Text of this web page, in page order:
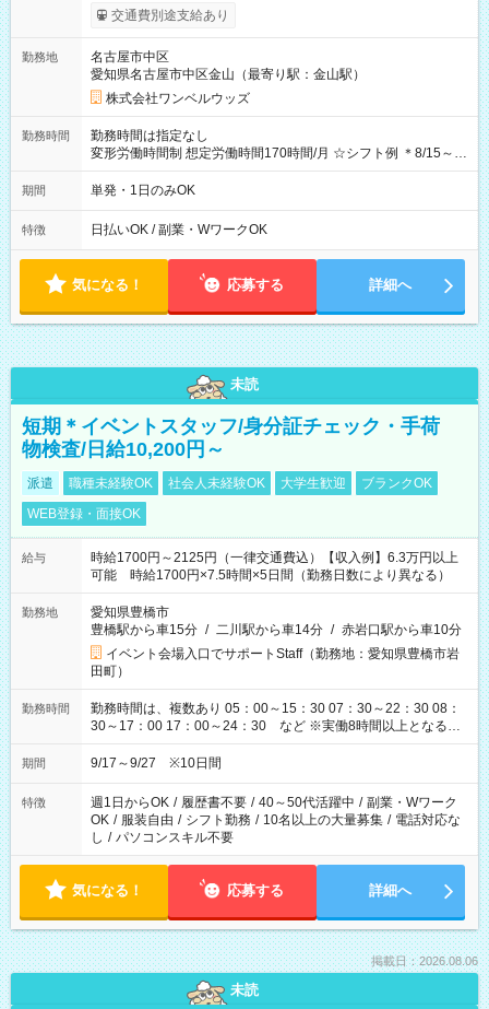
支給！ ※往復500円以内の方は自己負担となります ★日払い
OK！（規定あり） ┗働いたその日に現金GET♪ お仕事後はコン
期間なし
交通費別途支給あり
勤務地
名古屋市中区
愛知県名古屋市中区金山（最寄り駅：金山駅）
株式会社ワンベルウッズ
勤務時間
勤務時間は指定なし
変形労働時間制 想定労働時間170時間/月 ☆シフト例 ＊8/15～
10/26 全日共通 08：00～12：00 17：00～21：00 ＊8/31
～9/19のみ下記シフトもあります！ 12：00～16：00 ＊9/6～
00
期間 単発・1日のみOK
特徴 日払いOK / 副業・WワークOK
気になる！ 応募する 詳細へ
未読
短期＊イベントスタッフ/身分証チェック・手荷
物検査/日給10,200円～
派遣 職種未経験OK 社会人未経験OK 大学生歓迎
ブランクOK
WEB登録・面接OK
給与
時給1700円～2125円（一律交通費込）【収入例】6.3万円以上
可能 時給1700円×7.5時間×5日間（勤務日数により異なる）
勤務地
愛知県豊橋市
豊橋駅から車15分 / 二川駅から車14分 / 赤岩口駅から車10分
イベント会場入口でサポートStaff（勤務地：愛知県豊橋市岩
田町）
勤務時間
勤務時間は、複数あり 05：00～15：30 07：30～22：30 08：
30～17：00 17：00～24：30 など ※実働8時間以上となる勤
務もあります。 【休憩】60分+他休憩あり 交替で取得します。
安全面に配慮しこまめな休憩があります。
期間 9/17～9/27 ※10日間
特徴 週1日からOK / 履歴書不要 / 40～50代活躍中 / 副業・Wワーク
OK / 服装自由 / シフト勤務 / 10名以上の大量募集 / 電話対応な
し / パソコンスキル不要
気になる！ 応募する 詳細へ
掲載日：2026.08.06
未読